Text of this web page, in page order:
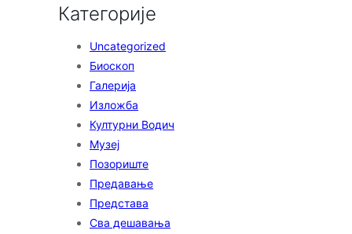
Категорије
Uncategorized
Биоскоп
Галерија
Изложба
Културни Водич
Музеј
Позориште
Предавање
Представа
Сва дешавања